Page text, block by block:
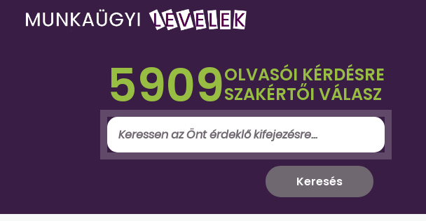
5909OLVASÓI KÉRDÉSRE
SZAKÉRTŐI VÁLASZ